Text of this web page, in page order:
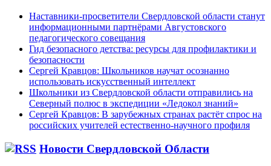
Наставники-просветители Свердловской области станут
информационными партнёрами Августовского
педагогического совещания
Гид безопасного детства: ресурсы для профилактики и
безопасности
Сергей Кравцов: Школьников научат осознанно
использовать искусственный интеллект
Школьники из Свердловской области отправились на
Северный полюс в экспедиции «Ледокол знаний»
Сергей Кравцов: В зарубежных странах растёт спрос на
российских учителей естественно-научного профиля
Новости Свердловской Области